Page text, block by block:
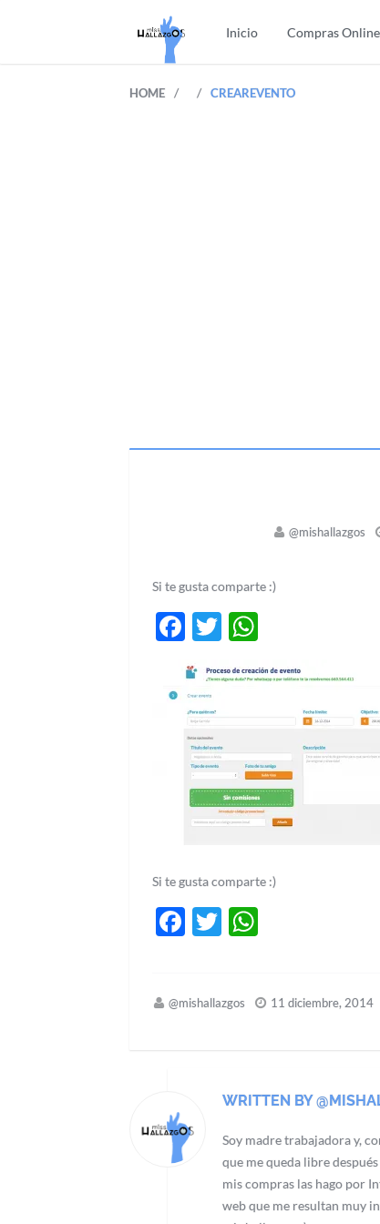
Inicio Compras Online
HOME / / CREAREVENTO
@mishallazgos
Si te gusta comparte :)
Facebook
Twitter
Si te gusta comparte :)
Facebook
Twitter
@mishallazgos 11 diciembre, 2014
WRITTEN BY
Soy madre trabajadora y,
que me queda libre
mis compras las hago por
web que me resultan muy